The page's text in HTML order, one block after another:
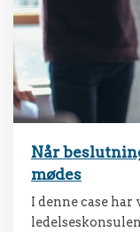
Når
mødes
I denne case